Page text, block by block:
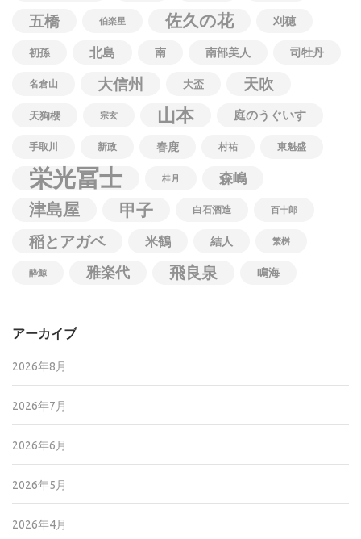
五橋
伯楽星 佐久の花 刈穂
初孫 北島 南 南部美人 司牡丹
名倉山 大信州 大盃 天吹
天狗櫻 宗玄 山本 庭のうぐいす
手取川 新政 春鹿 村祐 東魁盛
栄光冨士 桂月 森嶋
津島屋 甲子 白石酒造 百十郎
稲とアガベ 米鶴 結人 繁桝
酔鯨 雅楽代 飛良泉 鳴海
アーカイブ
2026年8月
2026年7月
2026年6月
2026年5月
2026年4月